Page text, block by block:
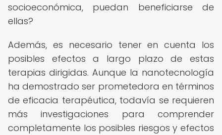
socioeconómica, puedan beneficiarse de
ellas?
Además, es necesario tener en cuenta los
posibles efectos a largo plazo de estas
terapias dirigidas. Aunque la nanotecnología
ha demostrado ser prometedora en términos
de eficacia terapéutica, todavía se requieren
más investigaciones para comprender
completamente los posibles riesgos y efectos